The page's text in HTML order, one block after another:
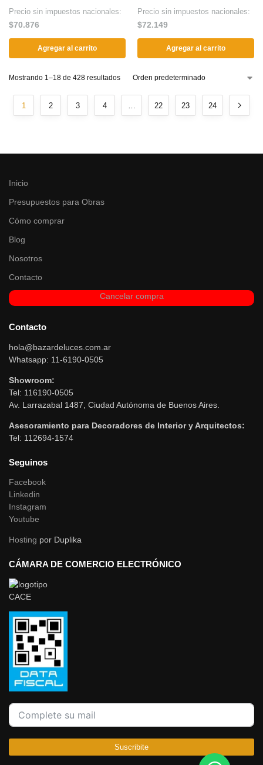
Precio sin impuestos nacionales:
$70.876
Agregar al carrito
Precio sin impuestos nacionales:
$72.149
Agregar al carrito
Mostrando 1–18 de 428 resultados
1 2 3 4 … 22 23 24
Inicio
Presupuestos para Obras
Cómo comprar
Blog
Nosotros
Contacto
Cancelar compra
Contacto
hola@bazardeluces.com.ar
Whatsapp: 11-6190-0505
Showroom:
Tel: 116190-0505
Av. Larrazabal 1487, Ciudad Autónoma de Buenos Aires.
Asesoramiento para Decoradores de Interior y Arquitectos:
Tel: 112694-1574
Seguinos
Facebook
Linkedin
Instagram
Youtube
Hosting por Duplika
CÁMARA DE COMERCIO ELECTRÓNICO
Suscribite